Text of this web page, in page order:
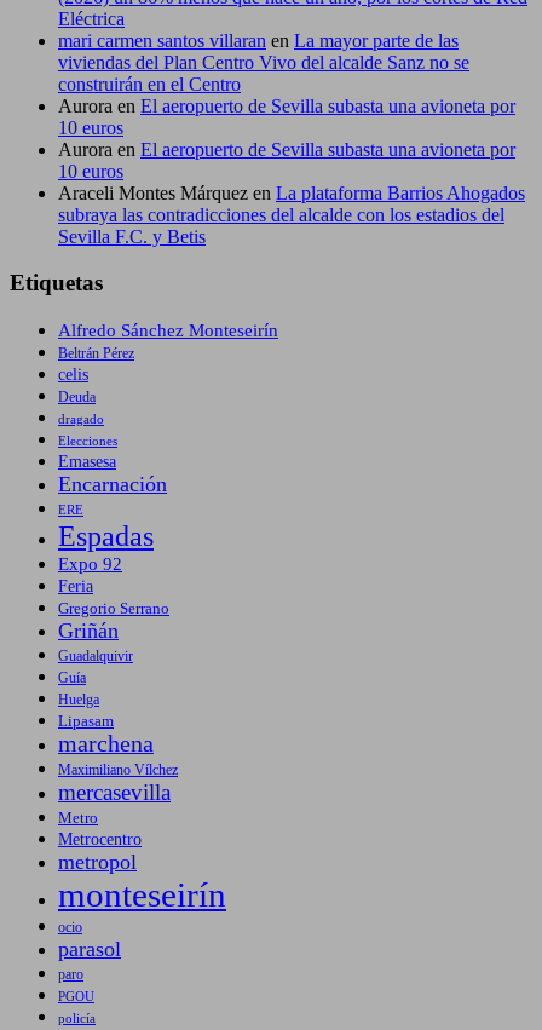
Eléctrica
mari carmen santos villaran en La mayor parte de las
viviendas del Plan Centro Vivo del alcalde Sanz no se
construirán en el Centro
Aurora en El aeropuerto de Sevilla subasta una avioneta por
10 euros
Aurora en El aeropuerto de Sevilla subasta una avioneta por
10 euros
Araceli Montes Márquez en La plataforma Barrios Ahogados
subraya las contradicciones del alcalde con los estadios del
Sevilla F.C. y Betis
Etiquetas
Alfredo Sánchez Monteseirín
Beltrán Pérez
celis
Deuda
dragado
Elecciones
Emasesa
Encarnación
ERE
Espadas
Expo 92
Feria
Gregorio Serrano
Griñán
Guadalquivir
Guía
Huelga
Lipasam
marchena
Maximiliano Vílchez
mercasevilla
Metro
Metrocentro
metropol
monteseirín
ocio
parasol
paro
PGOU
policía